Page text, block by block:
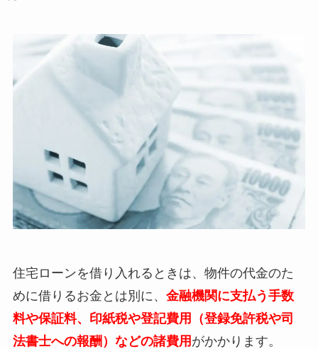
住宅ローンを借り入れるときは、物件の代金のた
めに借りるお金とは別に、 金融機関に支払う手数
料や保証料、印紙税や登記費用（登録免許税や司
法書士への報酬）などの諸費用 がかかります。